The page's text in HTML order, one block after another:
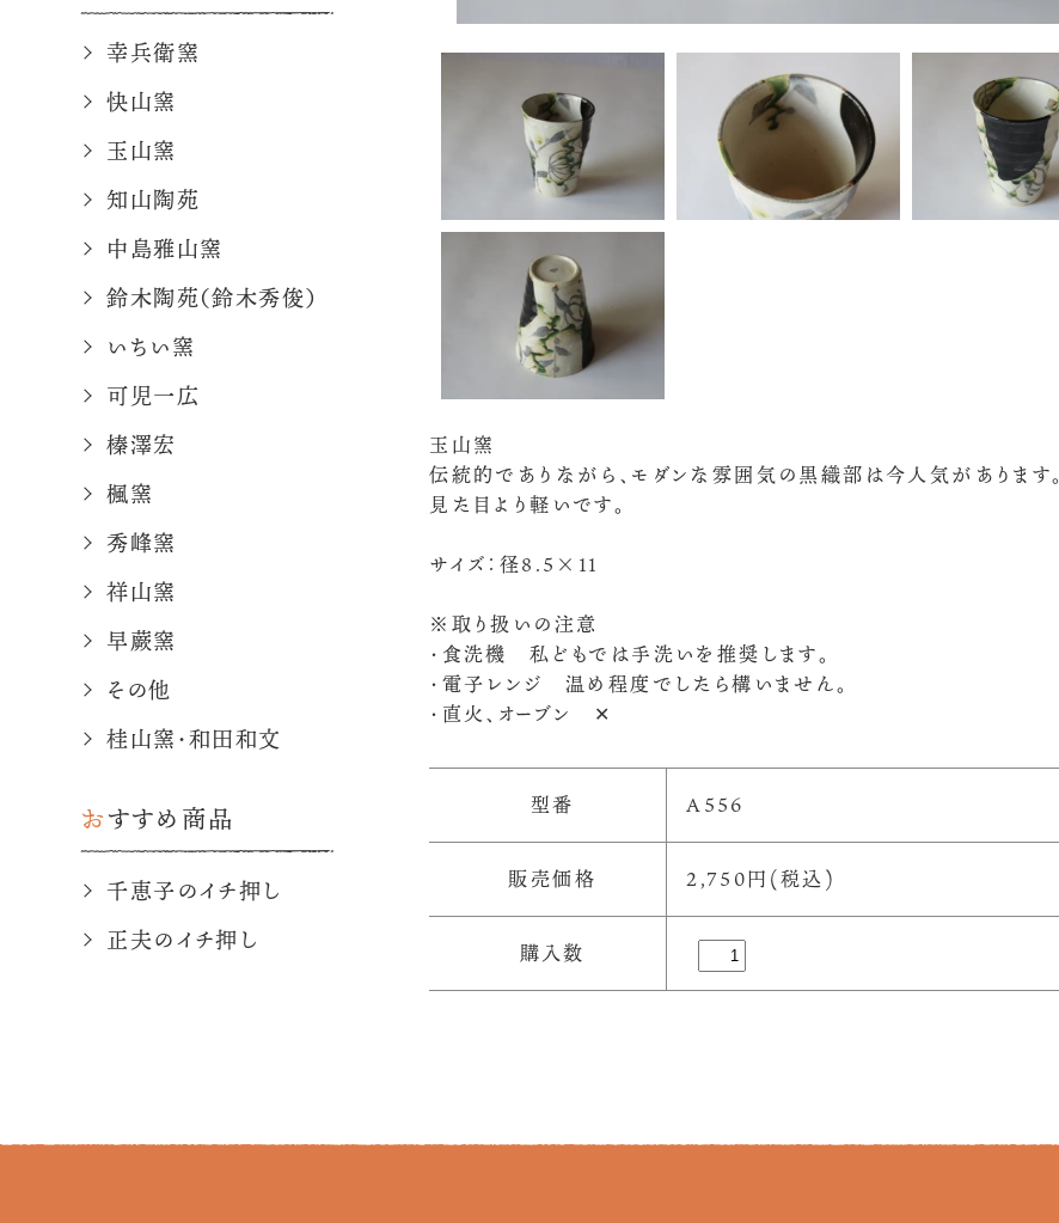
幸兵衛窯
快山窯
玉山窯
知山陶苑
中島雅山窯
鈴木陶苑（鈴木秀俊）
いちい窯
可児一広
榛澤宏
楓窯
秀峰窯
祥山窯
早蕨窯
その他
桂山窯・和田和文
おすすめ商品
千恵子のイチ押し
正夫のイチ押し
玉山窯
伝統的でありながら、モダンな雰囲気の黒織部は今人気があります。
見た目より軽いです。
サイズ：径8.5×11
※取り扱いの注意
・食洗機 私どもでは手洗いを推奨します。
・電子レンジ 温め程度でしたら構いません。
・直火、オーブン ✕
型番 A556
販売価格 2,750円(税込)
購入数